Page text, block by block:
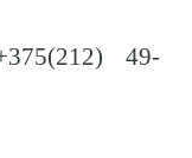
49-